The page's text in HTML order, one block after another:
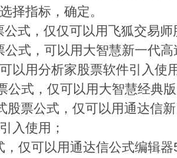
择指标，确定。
公式，仅仅可以用飞狐交易
公式，可以用大智慧新一代
以用分析家股票软件引入使
公式，仅可以用大智慧经典
股票公式，仅可以用通达信
入使用；
，仅可以用通达信公式编辑